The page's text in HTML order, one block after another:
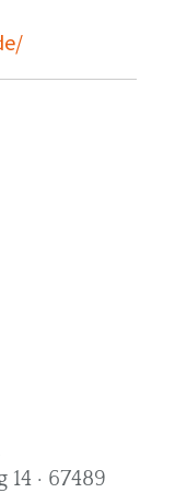
· 67489